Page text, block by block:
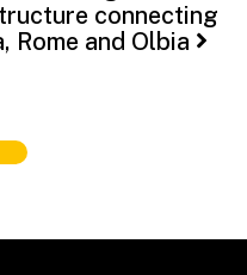
connecting
Rome and Olbia